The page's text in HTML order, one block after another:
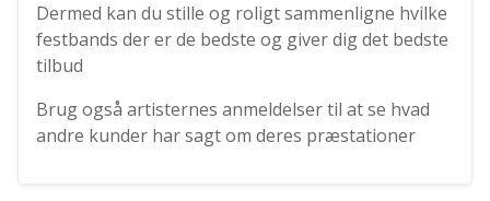
Dermed kan du stille og roligt sammenligne hvilke
festbands der er de bedste og giver dig det bedste
tilbud
Brug også artisternes anmeldelser til at se hvad
andre kunder har sagt om deres præstationer